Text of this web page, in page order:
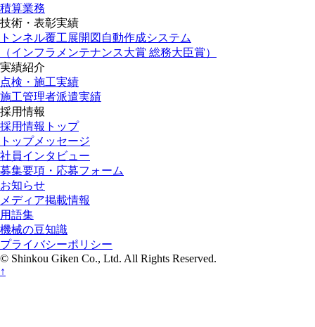
積算業務
技術・表彰実績
トンネル覆工展開図自動作成システム
（インフラメンテナンス大賞 総務大臣賞）
実績紹介
点検・施工実績
施工管理者派遣実績
採用情報
採用情報トップ
トップメッセージ
社員インタビュー
募集要項・応募フォーム
お知らせ
メディア掲載情報
用語集
機械の豆知識
プライバシーポリシー
© Shinkou Giken Co., Ltd. All Rights Reserved.
↑